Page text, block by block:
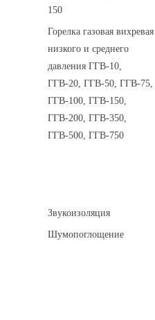
150
Горелка газовая вихревая
низкого и среднего
давления ГГВ-10,
ГГВ-20, ГГВ-50, ГГВ-75,
ГГВ-100, ГГВ-150,
ГГВ-200, ГГВ-350,
ГГВ-500, ГГВ-750
Звукоизоляция
Шумопоглощение